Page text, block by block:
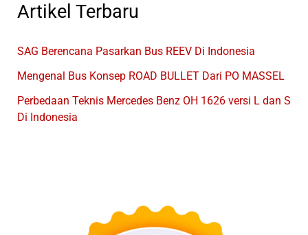
Artikel Terbaru
SAG Berencana Pasarkan Bus REEV Di Indonesia
Mengenal Bus Konsep ROAD BULLET Dari PO MASSEL
Perbedaan Teknis Mercedes Benz OH 1626 versi L dan S
Di Indonesia